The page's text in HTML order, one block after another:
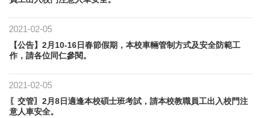
2021-02-05
【公告】2月10-16日春節假期，本校車輛管制方式及安全防範工
作，請各位同仁參閱。
2021-02-05
〖交管〗2月8日適逢本校碩士班考試，請本校教職員工出入校門注
意人車安全。